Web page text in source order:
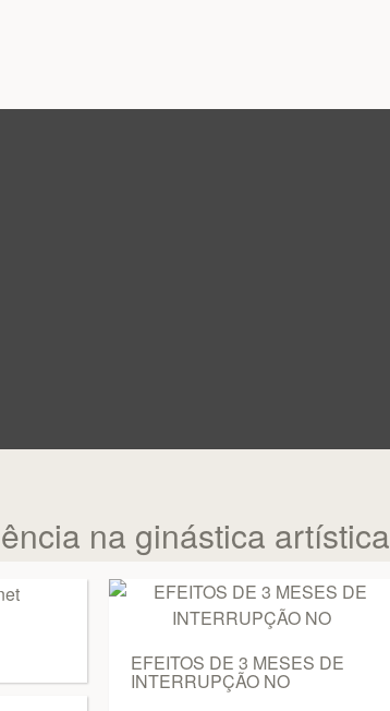
na ginástica artística
EFEITOS DE 3 MESES DE
INTERRUPÇÃO NO